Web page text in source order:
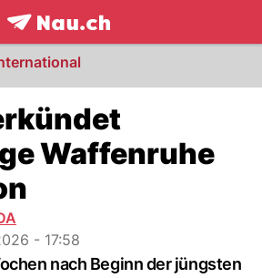
frontpage.NAU.ch
Waffenruhe
- 17:58
nach Beginn der jüngsten